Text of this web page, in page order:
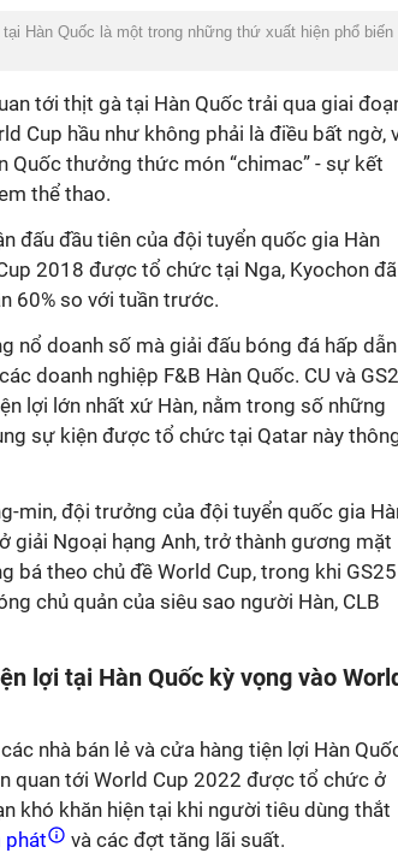
Hàn Quốc là một trong những thứ xuất hiện phổ biến
tới thịt gà tại Hàn Quốc trải qua giai
Cup hầu như không phải là điều bất ngờ,
Quốc thưởng thức món “chimac” - sự kết
thể thao.
đấu đầu tiên của đội tuyển quốc gia Hàn
2018 được tổ chức tại Nga, Kyochon đã
60% so với tuần trước.
nổ doanh số mà giải đấu bóng đá hấp dẫn
doanh nghiệp F&B Hàn Quốc. CU và
lợi lớn nhất xứ Hàn, nằm trong số những
sự kiện được tổ chức tại Qatar này
min, đội trưởng của đội tuyển quốc gia
giải Ngoại hạng Anh, trở thành gương mặt
bá theo chủ đề World Cup, trong khi GS25
chủ quản của siêu sao người Hàn, CLB
lợi tại Hàn Quốc kỳ vọng vào
nhà bán lẻ và cửa hàng tiện lợi Hàn
quan tới World Cup 2022 được tổ chức ở
khó khăn hiện tại khi người tiêu dùng thắt
phát
và các đợt tăng lãi suất.